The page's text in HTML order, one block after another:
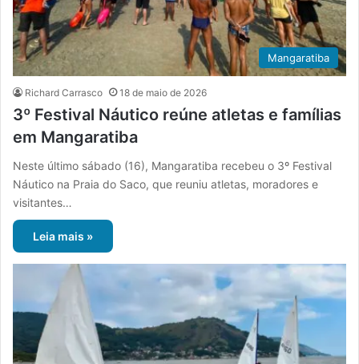
Mangaratiba
Richard Carrasco 18 de maio de 2026
3º Festival Náutico reúne atletas e famílias
em Mangaratiba
Neste último sábado (16), Mangaratiba recebeu o 3º Festival
Náutico na Praia do Saco, que reuniu atletas, moradores e
visitantes…
Leia mais »